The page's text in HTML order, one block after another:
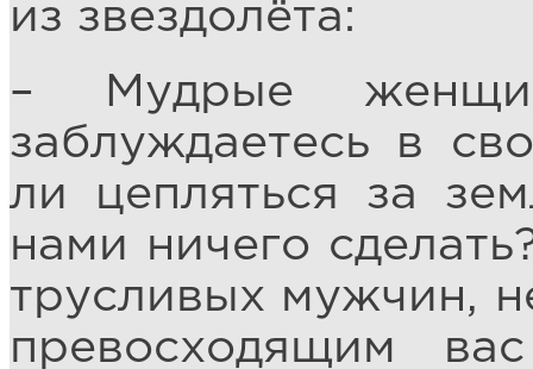
из звездолёта:
– Мудрые
заблуждаетесь в
ли цепляться за
нами ничего
трусливых мужчин,
превосходящим